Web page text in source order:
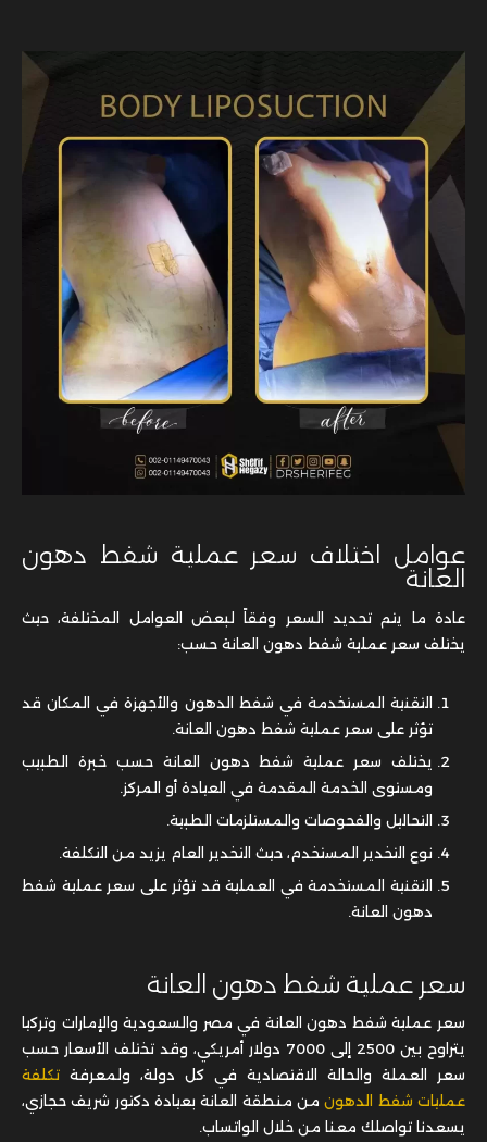
عوامل اختلاف سعر عملية شفط دهون
العانة
عادة ما يتم تحديد السعر وفقاً لبعض العوامل المختلفة، حيث
يختلف سعر عملية شفط دهون العانة حسب:
التقنية المستخدمة في شفط الدهون والأجهزة في المكان قد
تؤثر على سعر عملية شفط دهون العانة.
يختلف سعر عملية شفط دهون العانة حسب خبرة الطبيب
ومستوى الخدمة المقدمة في العيادة أو المركز.
التحاليل والفحوصات والمستلزمات الطبية.
نوع التخدير المستخدم، حيث التخدير العام يزيد من التكلفة.
التقنية المستخدمة في العملية قد تؤثر على سعر عملية شفط
دهون العانة.
سعر عملية شفط دهون العانة
سعر عملية شفط دهون العانة في مصر والسعودية والإمارات وتركيا
يتراوح بين 2500 إلى 7000 دولار أمريكي، وقد تختلف الأسعار حسب
سعر العملة والحالة الاقتصادية في كل دولة، ولمعرفة تكلفة
عمليات شفط الدهونمن منطقة العانة بعيادة دكتور شريف حجازي،
يسعدنا تواصلك معنا من خلال الواتساب.